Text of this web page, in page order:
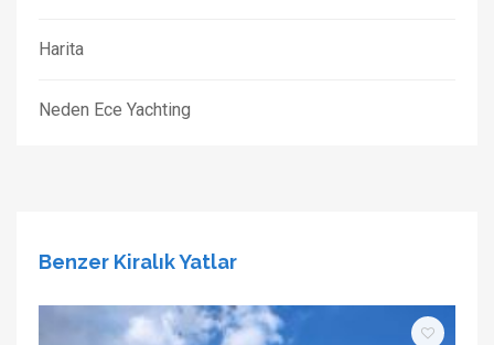
Harita
Neden Ece Yachting
Benzer Kiralık Yatlar